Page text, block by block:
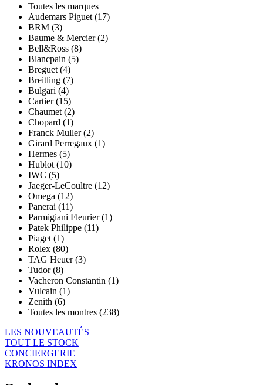
Toutes les marques
Audemars Piguet (17)
BRM (3)
Baume & Mercier (2)
Bell&Ross (8)
Blancpain (5)
Breguet (4)
Breitling (7)
Bulgari (4)
Cartier (15)
Chaumet (2)
Chopard (1)
Franck Muller (2)
Girard Perregaux (1)
Hermes (5)
Hublot (10)
IWC (5)
Jaeger-LeCoultre (12)
Omega (12)
Panerai (11)
Parmigiani Fleurier (1)
Patek Philippe (11)
Piaget (1)
Rolex (80)
TAG Heuer (3)
Tudor (8)
Vacheron Constantin (1)
Vulcain (1)
Zenith (6)
Toutes les montres (238)
LES NOUVEAUTÉS
TOUT LE STOCK
CONCIERGERIE
KRONOS INDEX